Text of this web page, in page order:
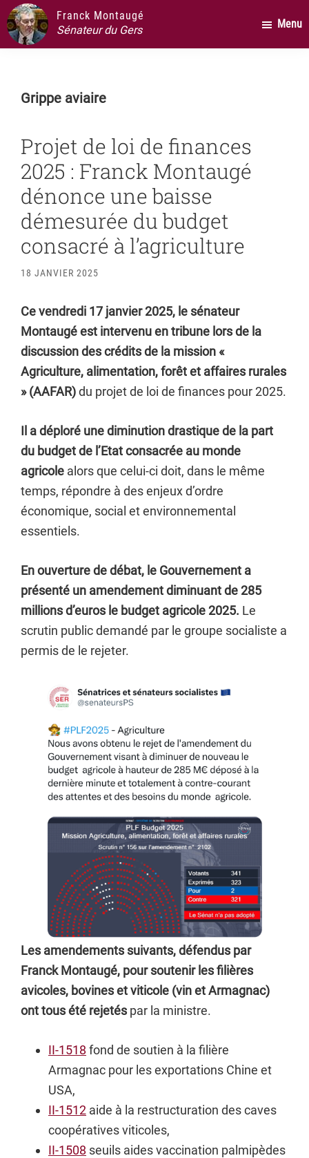
Passer
au
contenu
Passer
la
latérale
principale
Passer
au
pied
page
Franck Montaugé
Sénateur du Gers
Menu
Grippe aviaire
Projet de loi de finances
2025 : Franck Montaugé
dénonce une baisse
démesurée du budget
consacré à l’agriculture
18 JANVIER 2025
Ce vendredi 17 janvier 2025, le sénateur
Montaugé est intervenu en tribune lors de la
discussion des crédits de la mission «
Agriculture, alimentation, forêt et affaires rurales
» (AAFAR)du projet de loi de finances pour 2025.
Il a déploré une diminution drastique de la part
du budget de l’Etat consacrée au monde
agricole alors que celui-ci doit, dans le même
temps, répondre à des enjeux d’ordre
économique, social et environnemental
essentiels.
En ouverture de débat, le Gouvernement a
présenté un amendement diminuant de 285
millions d’euros le budget agricole 2025. Le
scrutin public demandé par le groupe socialiste a
permis de le rejeter.
Les amendements suivants, défendus par
Franck Montaugé, pour soutenir les filières
avicoles, bovines et viticole (vin et Armagnac)
ont tous été rejetés par la ministre.
II-1518 fond de soutien à la filière
Armagnac pour les exportations Chine et
USA,
II-1512 aide à la restructuration des caves
coopératives viticoles,
II-1508 seuils aides vaccination palmipèdes